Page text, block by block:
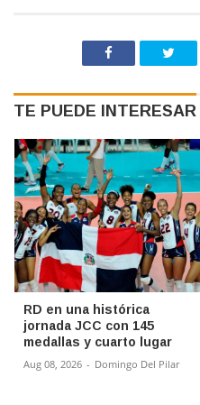
TE PUEDE INTERESAR
RD en una histórica
jornada JCC con 145
medallas y cuarto lugar
Aug 08, 2026 - Domingo Del Pilar